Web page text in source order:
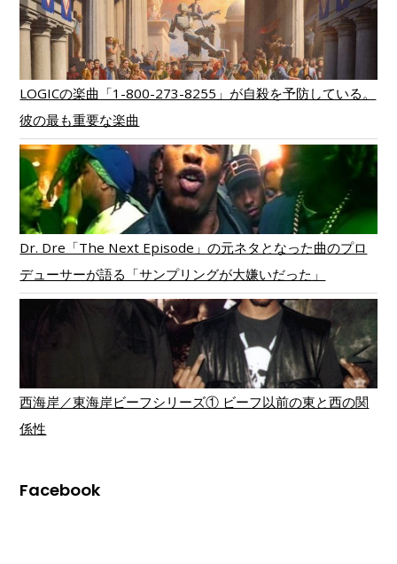
LOGICの楽曲「1-800-273-8255」が自殺を予防している。
彼の最も重要な楽曲
Dr. Dre「The Next Episode」の元ネタとなった曲のプロ
デューサーが語る「サンプリングが大嫌いだった」
西海岸／東海岸ビーフシリーズ① ビーフ以前の東と西の関
係性
Facebook